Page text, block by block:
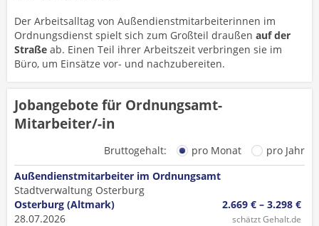
Der Arbeitsalltag von Außendienstmitarbeiterinnen im
Ordnungsdienst spielt sich zum Großteil draußen auf der
Straße ab. Einen Teil ihrer Arbeitszeit verbringen sie im
Büro, um Einsätze vor- und nachzubereiten.
Jobangebote für Ordnungsamt-
Mitarbeiter/-in
Bruttogehalt: pro Monat
pro Jahr
Außendienstmitarbeiter im Ordnungsamt
Stadtverwaltung Osterburg
Osterburg (Altmark)
28.07.2026
2.669 € – 3.298 €
schätzt Gehalt.de